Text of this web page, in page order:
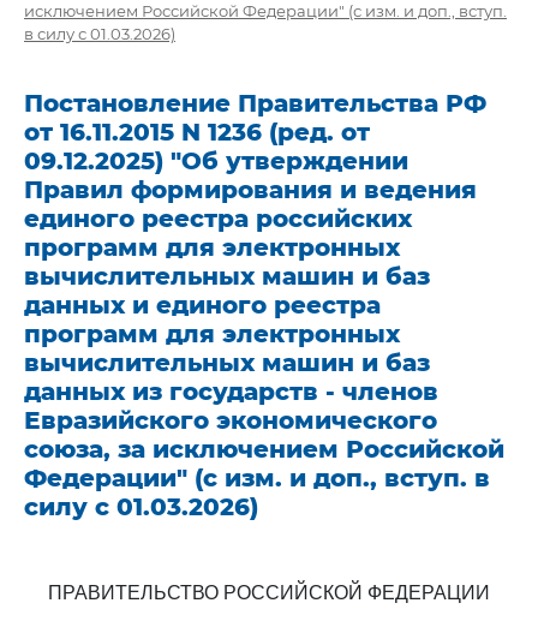
исключением Российской Федерации" (с изм. и доп., вступ.
в силу с 01.03.2026)
Постановление Правительства РФ
от 16.11.2015 N 1236 (ред. от
09.12.2025) "Об утверждении
Правил формирования и ведения
единого реестра российских
программ для электронных
вычислительных машин и баз
данных и единого реестра
программ для электронных
вычислительных машин и баз
данных из государств - членов
Евразийского экономического
союза, за исключением Российской
Федерации" (с изм. и доп., вступ. в
силу с 01.03.2026)
ПРАВИТЕЛЬСТВО РОССИЙСКОЙ ФЕДЕРАЦИИ